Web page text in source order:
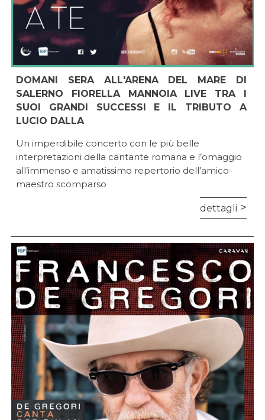
DOMANI SERA ALL'ARENA DEL MARE DI
SALERNO FIORELLA MANNOIA LIVE TRA I
SUOI GRANDI SUCCESSI E IL TRIBUTO A
LUCIO DALLA
Un imperdibile concerto con le più belle
interpretazioni della cantante romana e l’omaggio
all’immenso e amatissimo repertorio dell’amico-
maestro scomparso
dettagli